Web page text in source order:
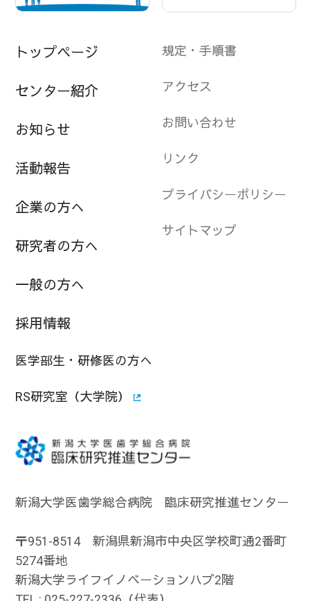
トップページ
センター紹介
お知らせ
活動報告
企業の方へ
研究者の方へ
一般の方へ
採用情報
医学部生・研修医の方へ
RS研究室（大学院）
規定・手順書
アクセス
お問い合わせ
リンク
プライバシーポリシー
サイトマップ
新潟大学医歯学総合病院 臨床研究推進センター
〒951-8514 新潟県新潟市中央区学校町通2番町
5274番地
新潟大学ライフイノベーションハブ2階